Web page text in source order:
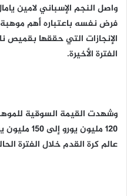
واصل النجم الإسباني لامين
فرض نفسه باعتباره أهم
الإنجازات التي حققها بقميص
الفترة الأخيرة.
120 مليون
عالم كرة القدم خلال الفترة